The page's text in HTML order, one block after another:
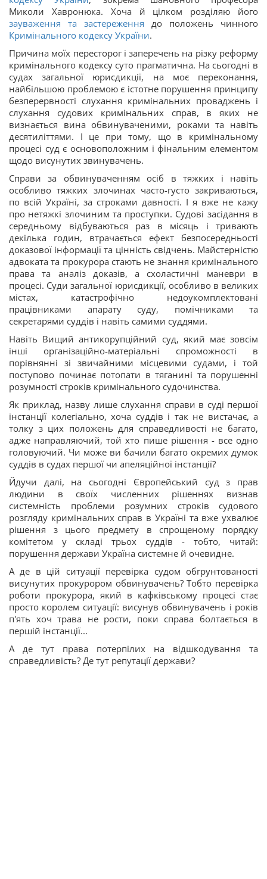
Миколи Хавронюка. Хоча й цілком розділяю його
зауваження та застереження до положень чинного
Кримінального кодексу України.
Причина моїх пересторог і заперечень на різку реформу
кримінального кодексу суто прагматична. На сьогодні в
судах загальної юрисдикції, на моє переконання,
найбільшою проблемою є істотне порушення принципу
безперервності слухання кримінальних проваджень і
слухання судових кримінальних справ, в яких не
визнається вина обвинуваченими, роками та навіть
десятиліттями. І це при тому, що в кримінальному
процесі суд є основоположним і фінальним елементом
щодо висунутих звинувачень.
Справи за обвинуваченням осіб в тяжких і навіть
особливо тяжких злочинах часто-густо закриваються,
по всій Україні, за строками давності. І я вже не кажу
про нетяжкі злочиним та проступки. Судові засідання в
середньому відбуваються раз в місяць і тривають
декілька годин, втрачається ефект безпосередньості
доказової інформації та цінність свідчень. Майстерністю
адвоката та прокурора стають не знання кримінального
права та аналіз доказів, а схоластичні маневри в
процесі. Суди загальної юрисдикції, особливо в великих
містах, катастрофічно недоукомплектовані
працівниками апарату суду, помічниками та
секретарями суддів і навіть самими суддями.
Навіть Вищий антикорупційний суд, який має зовсім
інші організаційно-матеріальні спроможності в
порівнянні зі звичайними місцевими судами, і той
поступово починає потопати в тяганині та порушенні
розумності строків кримінального судочинства.
Як приклад, назву лише слухання справи в суді першої
інстанції колегіально, хоча суддів і так не вистачає, а
толку з цих положень для справедливості не багато,
адже направляючий, той хто пише рішення - все одно
головуючий. Чи може ви бачили багато окремих думок
суддів в судах першої чи апеляційної інстанції?
Йдучи далі, на сьогодні Європейський суд з прав
людини в своїх численних рішеннях визнав
системність проблеми розумних строків судового
розгляду кримінальних справ в Україні та вже ухвалює
рішення з цього предмету в спрощеному порядку
комітетом у складі трьох суддів - тобто, читай:
порушення держави Україна системне й очевидне.
А де в цій ситуації перевірка судом обгрунтованості
висунутих прокурором обвинувачень? Тобто перевірка
роботи прокурора, який в кафківському процесі стає
просто королем ситуації: висунув обвинувачень і років
п'ять хоч трава не рости, поки справа болтається в
першій інстанції...
А де тут права потерпілих на відшкодування та
справедливість? Де тут репутації держави?